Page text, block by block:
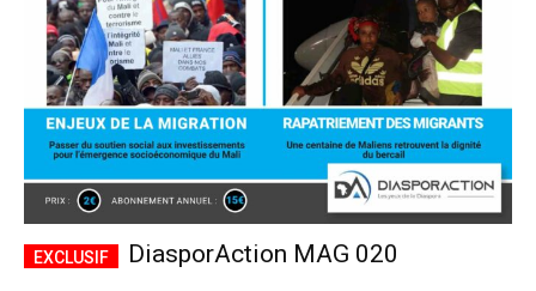
DiasporAction MAG 020